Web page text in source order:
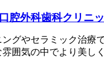
腔外科歯科クリニ
グやセラミック治療
囲気の中でより美しく